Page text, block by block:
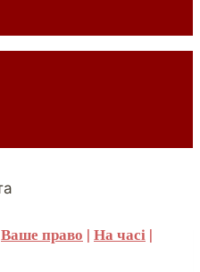
Ваше право | На часі |